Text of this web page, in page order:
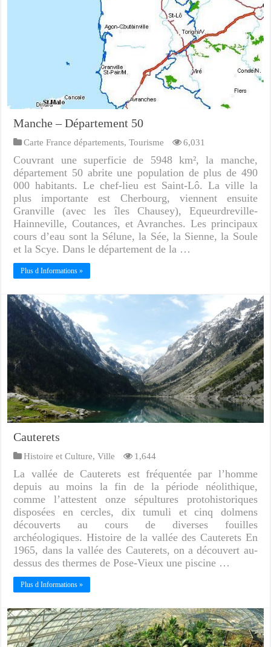
Manche – Département 50
Carte France départements,Tourisme 6,031
Couvrant une superficie de 5948 km², la manche,
département 50 abrite une population de plus de 490
000 habitants. Le chef-lieu est Saint-Lô. La ville la
plus importante est Cherbourg, viennent ensuite
Granville (avec les îles Chausey), Equeurdreville-
Hainneville, Coutances, et Avranches. Les principaux
cours d’eau sont la Sélune, la Sée, la Sienne, la Soule
et la Scye. Dans le département de la …
Plus d Informations »
Cauterets
Histoire et Culture,Ville 1,644
La vallée de Cauterets est fréquentée par l’homme
depuis au moins la fin de la période néolithique,
comme l’attestent onze sépultures protohistoriques
disposées en cercles, dix tumuli et cinq dolmens
découverts au cours de diverses fouilles
archéologiques. Histoire de la vallée des Cauterets En
1965, dans la vallée des Cauterets, on a découvert au-
dessus des thermes de Pose-Vieux une piscine …
Plus d Informations »